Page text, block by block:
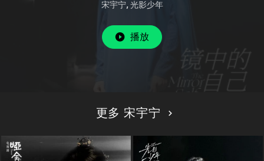
宋宇宁, 光影少年
播放
更多 宋宇宁